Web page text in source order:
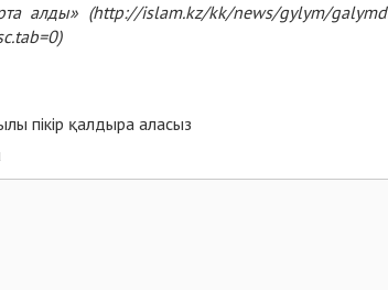
алды» (http://islam.kz/kk/news/gylym/
)
пікір қалдыра аласыз